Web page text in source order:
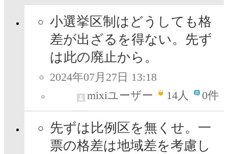
小選挙区制はどうしても格
差が出ざるを得ない。先ず
は此の廃止から。
2024年07月27日 13:18
mixiユーザー
14人 0件
先ずは比例区を無くせ。一
票の格差は地域差を考慮し